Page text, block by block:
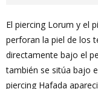
El piercing Lorum y el
perforan la piel de los
directamente bajo el
también se sitúa bajo
piercing Hafada